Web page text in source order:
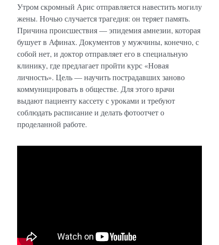
Утром скромный Арис отправляется навестить могилу
жены. Ночью случается трагедия: он теряет память.
Причина происшествия — эпидемия амнезии, которая
бушует в Афинах. Документов у мужчины, конечно, с
собой нет, и доктор отправляет его в специальную
клинику, где предлагает пройти курс «Новая
личность». Цель — научить пострадавших заново
коммуницировать в обществе. Для этого врачи
выдают пациенту кассету с уроками и требуют
соблюдать расписание и делать фотоотчет о
проделанной работе.